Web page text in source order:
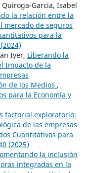
Garcia, Isabel
la relación entre la
mercado de seguros
para la
Iyer, Liberando la
Impacto de la
de los Medios ,
para la Economía y
factorial exploratorio:
de las empresas
Cuantitativos para
(2025)
la inclusión
integradas en la